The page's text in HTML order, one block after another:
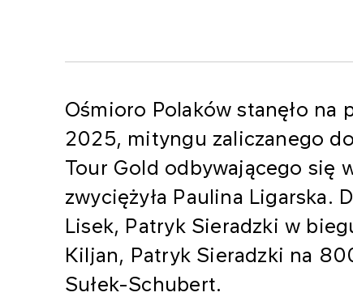
Ośmioro Polaków stanęło na
2025, mityngu zaliczanego
Tour Gold odbywającego się
zwyciężyła Paulina Ligarska.
Lisek, Patryk Sieradzki w
Kiljan, Patryk Sieradzki na
Sułek-Schubert.